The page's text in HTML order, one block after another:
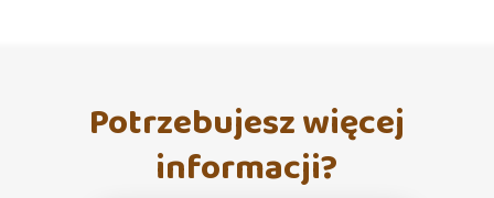
Potrzebujesz więcej
informacji?